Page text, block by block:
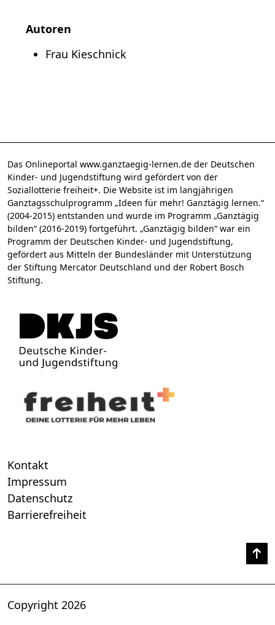
Autoren
Frau Kieschnick
Das Onlineportal www.ganztaegig-lernen.de der Deutschen
Kinder- und Jugendstiftung wird gefördert von der
Soziallotterie freiheit+. Die Website ist im langjährigen
Ganztagsschulprogramm „Ideen für mehr! Ganztägig lernen.“
(2004-2015) entstanden und wurde im Programm „Ganztägig
bilden“ (2016-2019) fortgeführt. „Ganztägig bilden“ war ein
Programm der Deutschen Kinder- und Jugendstiftung,
gefördert aus Mitteln der Bundesländer mit Unterstützung
der Stiftung Mercator Deutschland und der Robert Bosch
Stiftung.
Kontakt
Impressum
Datenschutz
Barrierefreiheit
Copyright 2026